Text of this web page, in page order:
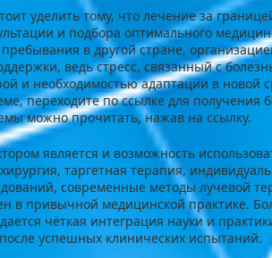
уделить тому, что лечение за
и подбора оптимального
в другой стране,
ведь стресс, связанный с
и необходимостью адаптации в
переходите по ссылке для получения
можно прочитать, нажав на ссылку.
является и возможность
таргетная терапия,
современные методы лучевой
в привычной медицинской практике.
чёткая интеграция науки и
успешных клинических испытаний.